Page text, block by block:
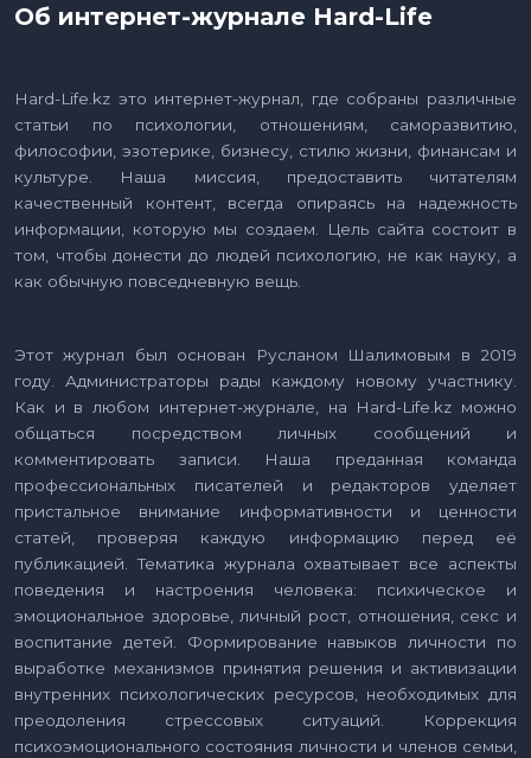
Об интернет-журнале Hard-Life
Hard-Life.kz это интернет-журнал, где собраны различные
статьи по психологии, отношениям, саморазвитию,
философии, эзотерике, бизнесу, стилю жизни, финансам и
культуре. Наша миссия, предоставить читателям
качественный контент, всегда опираясь на надежность
информации, которую мы создаем. Цель сайта состоит в
том, чтобы донести до людей психологию, не как науку, а
как обычную повседневную вещь.
Этот журнал был основан Русланом Шалимовым в 2019
году. Администраторы рады каждому новому участнику.
Как и в любом интернет-журнале, на Hard-Life.kz можно
общаться посредством личных сообщений и
комментировать записи. Наша преданная команда
профессиональных писателей и редакторов уделяет
пристальное внимание информативности и ценности
статей, проверяя каждую информацию перед её
публикацией. Тематика журнала охватывает все аспекты
поведения и настроения человека: психическое и
эмоциональное здоровье, личный рост, отношения, секс и
воспитание детей. Формирование навыков личности по
выработке механизмов принятия решения и активизации
внутренних психологических ресурсов, необходимых для
преодоления стрессовых ситуаций. Коррекция
психоэмоционального состояния личности и членов семьи,